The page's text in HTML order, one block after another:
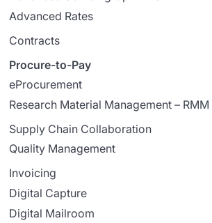
Advanced Rates
Contracts
Procure-to-Pay
eProcurement
Research Material Management – RMM
Supply Chain Collaboration
Quality Management
Invoicing
Digital Capture
Digital Mailroom